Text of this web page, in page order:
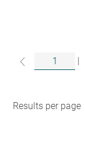
|
Results per page